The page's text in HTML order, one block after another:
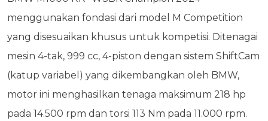
menggunakan fondasi dari model M Competition
yang disesuaikan khusus untuk kompetisi. Ditenagai
mesin 4-tak, 999 cc, 4-piston dengan sistem ShiftCam
(katup variabel) yang dikembangkan oleh BMW,
motor ini menghasilkan tenaga maksimum 218 hp
pada 14.500 rpm dan torsi 113 Nm pada 11.000 rpm.